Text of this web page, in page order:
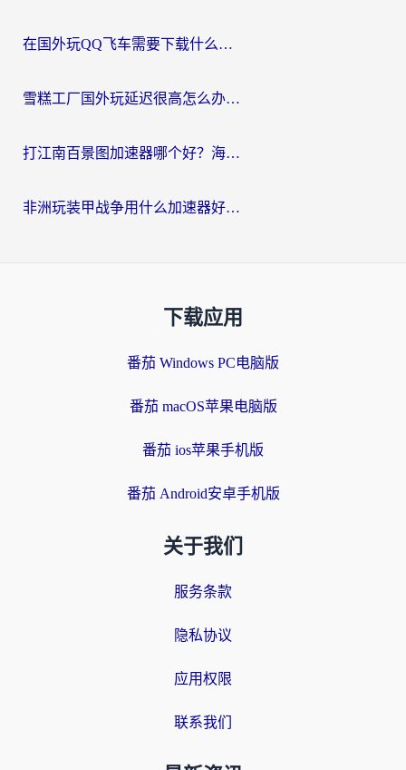
在国外玩QQ飞车需要下载什么加速器呢？海外党亲测有效的国服游戏加速指南
雪糕工厂国外玩延迟很高怎么办？海外玩家国服游戏加速终极攻略（附实测推荐）
打江南百景图加速器哪个好？海外党踩坑N次后，终于找到不卡的秘诀
非洲玩装甲战争用什么加速器好？海外党亲测有效的国服游戏加速方案
下载应用
番茄 Windows PC电脑版
番茄 macOS苹果电脑版
番茄 ios苹果手机版
番茄 Android安卓手机版
关于我们
服务条款
隐私协议
应用权限
联系我们